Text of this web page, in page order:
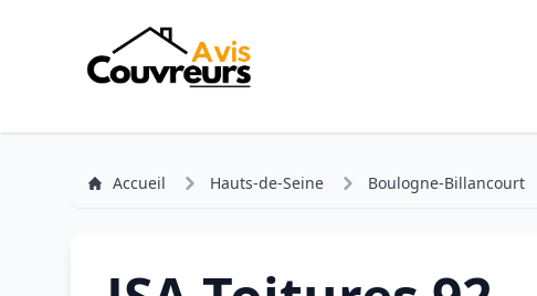
Accueil Hauts-de-Seine Boulogne-Billancourt